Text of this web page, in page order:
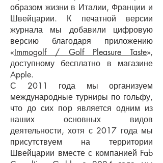
образом жизни в Италии, Франции и
Швейцарии. К печатной версии
журнала мы добавили цифровую
версию благодаря приложению
«Immogolf / Golf Pleasure Taste»,
доступному бесплатно в магазине
Apple.
С 2011 года мы организуем
международные турниры по гольфу,
что до сих пор является одним из
наших основных видов
деятельности, хотя с 2017 года мы
присутствуем на территории
Швейцарии вместе с компанией Fab